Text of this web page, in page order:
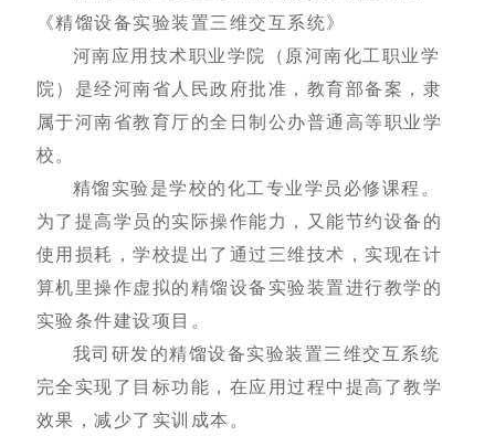
《精馏设备实验装置三维交互系统》
河南应用技术职业学院（原河南化工职业学
院）是经河南省人民政府批准，教育部备案，隶
属于河南省教育厅的全日制公办普通高等职业学
校。
精馏实验是学校的化工专业学员必修课程。
为了提高学员的实际操作能力，又能节约设备的
使用损耗，学校提出了通过三维技术，实现在计
算机里操作虚拟的精馏设备实验装置进行教学的
实验条件建设项目。
我司研发的精馏设备实验装置三维交互系统
完全实现了目标功能，在应用过程中提高了教学
效果，减少了实训成本。